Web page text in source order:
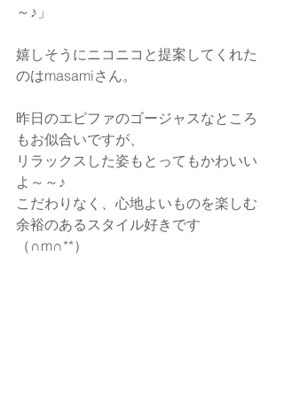
～♪」
嬉しそうにニコニコと提案してくれた
のはmasamiさん。
昨日のエピファのゴージャスなところ
もお似合いですが、
リラックスした姿もとってもかわいい
よ～～♪
こだわりなく、心地よいものを楽しむ
余裕のあるスタイル好きです
（∩m∩**）